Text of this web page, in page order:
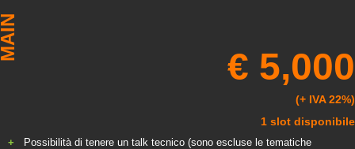
€ 5,000
(+ IVA 22%)
1 slot disponibile
Possibilità di tenere un talk tecnico (sono escluse le tematiche